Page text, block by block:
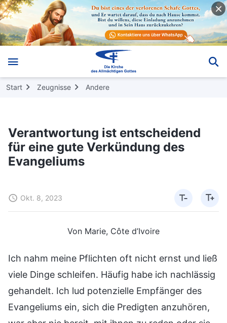
Start Zeugnisse Andere
Verantwortung ist entscheidend
für eine gute Verkündung des
Evangeliums
Okt. 8, 2023
Von Marie, Côte d’Ivoire
Ich nahm meine Pflichten oft nicht ernst und ließ
viele Dinge schleifen. Häufig habe ich nachlässig
gehandelt. Ich lud potenzielle Empfänger des
Evangeliums ein, sich die Predigten anzuhören,